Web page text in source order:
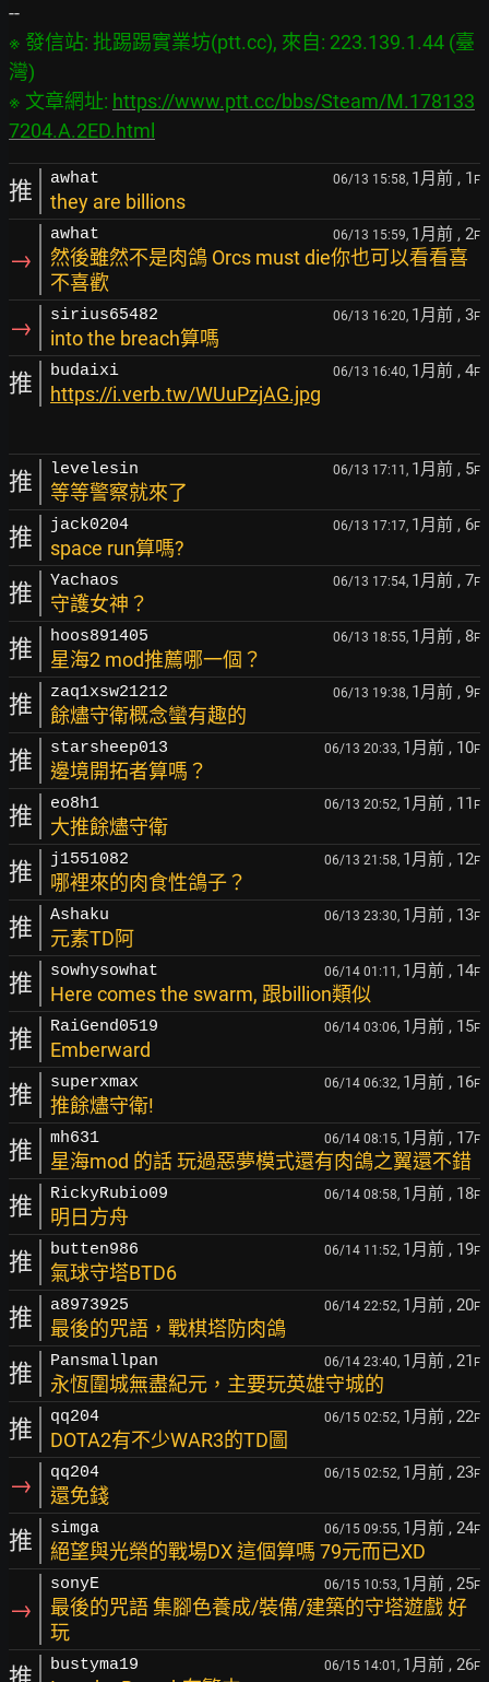
※ 發信站: 批踢踢實業坊(ptt.cc), 來自: 223.139.1.44 (臺
灣)
※ 文章網址: https://www.ptt.cc/bbs/Steam/M.178133
7204.A.2ED.html
推 awhat 06/13 15:58, 1月前 , 1 F
they are billions
→
awhat 06/13 15:59, 1月前 , 2F
然後雖然不是肉鴿 Orcs must die你也可以看看喜
不喜歡
→ sirius65482 06/13 16:20, 1月前 , 3F
into the breach算嗎
推 budaixi 06/13 16:40, 1月前 , 4F
https://i.verb.tw/WUuPzjAG.jpg
推 levelesin 06/13 17:11, 1月前 , 5F
等等警察就來了
推 jack0204 06/13 17:17, 1月前 , 6F
space run算嗎?
推 Yachaos 06/13 17:54, 1月前 , 7F
守護女神？
推 hoos891405 06/13 18:55, 1月前 , 8F
星海2 mod推薦哪一個？
推 zaq1xsw21212 06/13 19:38, 1月前 , 9F
餘燼守衛概念蠻有趣的
推 starsheep013 06/13 20:33, 1月前 , 10F
邊境開拓者算嗎？
推 eo8h1 06/13 20:52, 1月前 , 11 F
大推餘燼守衛
推 j1551082 06/13 21:58, 1月前 , 12F
哪裡來的肉食性鴿子？
推 Ashaku 06/13 23:30, 1月前 , 13F
元素TD阿
推 sowhysowhat 06/14 01:11, 1月前 , 14F
Here comes the swarm, 跟billion類似
推 RaiGend0519 06/14 03:06, 1月前 , 15F
Emberward
推 superxmax 06/14 06:32, 1月前 , 16F
推餘燼守衛!
推 mh631 06/14 08:15, 1月前 , 17F
星海mod 的話 玩過惡夢模式還有肉鴿之翼還不錯
推 RickyRubio09 06/14 08:58, 1月前 , 18F
明日方舟
推 butten986 06/14 11:52, 1月前 , 19F
氣球守塔BTD6
推 a8973925 06/14 22:52, 1月前 , 20F
最後的咒語，戰棋塔防肉鴿
推 Pansmallpan 06/14 23:40, 1月前 , 21 F
永恆圍城無盡紀元，主要玩英雄守城的
推 qq204 06/15 02:52, 1月前 , 22F
DOTA2有不少WAR3的TD圖
→ qq204 06/15 02:52, 1月前 , 23F
還免錢
推 simga 06/15 09:55, 1月前 , 24F
絕望與光榮的戰場DX 這個算嗎 79元而已XD
→
sonyE 06/15 10:53, 1月前 , 25F
最後的咒語 集腳色養成/裝備/建築的守塔遊戲 好
玩
bustyma19 06/15 14:01, 1月前 , 26F